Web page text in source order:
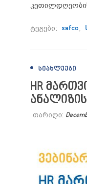
ტეგები: safco
ᲡᲘᲐᲮᲚᲔᲔᲑᲘ
HR
თარიღი: